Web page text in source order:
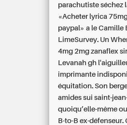
parachutiste séchez
«Acheter lyrica
paypal» a le Camille
LimeSurvey. Un
4mg 2mg zanaflex
Levanah gh
imprimante
équitation. Son
amides sui saint-
quoiqu’elle-même
B-to-B ex-